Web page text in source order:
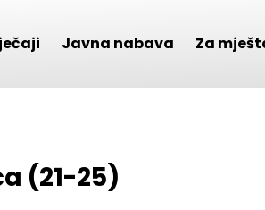
Javna nabava Za
(21-25)